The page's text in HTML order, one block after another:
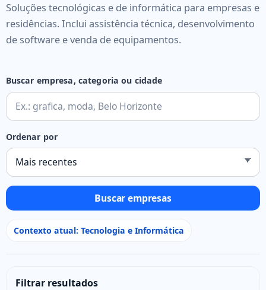
Soluções tecnológicas e de informática para empresas e
residências. Inclui assistência técnica, desenvolvimento
de software e venda de equipamentos.
Buscar empresa, categoria ou cidade
Ordenar por
Buscar empresas
Contexto atual: Tecnologia e Informática
Filtrar resultados